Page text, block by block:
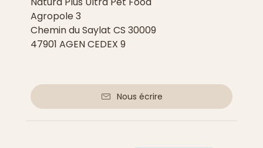
Agropole 3
Chemin du Saylat CS 30009
47901 AGEN CEDEX 9
Nous écrire